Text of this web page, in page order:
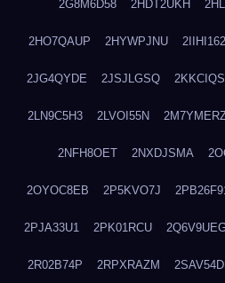
2G8M6D58 2HDT2UKH
2HO7QAUP 2HYWPJNU 2IIHI162
2JG4QYDE 2JSJLGSQ
2LN9C5H3 2LVOI55N
2NFH8OET 2NXDJSMA
2OYOC8EB 2P5KVO7J
2PJA33U1 2PK01RCU
2R02B74P 2RPXRAZM